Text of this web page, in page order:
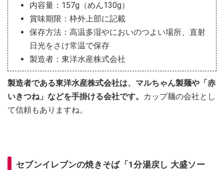
内容量：157g（めん130g）
賞味期限：枠外上部に記載
保存方法：高温多湿やにおいのつよい場所、直射
日光をさけ常温で保存
製造者：東洋水産株式会社
製造者である東洋水産株式会社は、マルちゃん製麺や「赤
いきつね」などを手掛ける会社です。
カップ麺の会社とし
て信頼もありますね。
セブンイレブンの焼きそば「1分湯戻し 大盛ソー